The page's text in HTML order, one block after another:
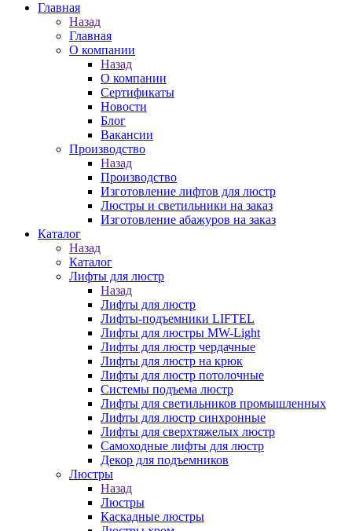
Главная
Назад
Главная
О компании
Назад
О компании
Сертификаты
Новости
Блог
Вакансии
Производство
Назад
Производство
Изготовление лифтов для люстр
Люстры и светильники на заказ
Изготовление абажуров на заказ
Каталог
Назад
Каталог
Лифты для люстр
Назад
Лифты для люстр
Лифты-подъемники LIFTEL
Лифты для люстры MW-Light
Лифты для люстр чердачные
Лифты для люстр на крюк
Лифты для люстр потолочные
Системы подъема люстр
Лифты для светильников промышленных
Лифты для люстр синхронные
Лифты для сверхтяжелых люстр
Самоходные лифты для люстр
Декор для подъемников
Люстры
Назад
Люстры
Каскадные люстры